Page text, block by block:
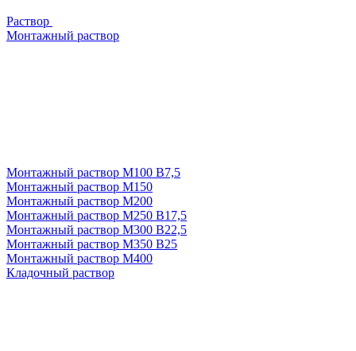
Раствор
Монтажный раствор
Монтажный раствор М100 В7,5
Монтажный раствор М150
Монтажный раствор М200
Монтажный раствор М250 В17,5
Монтажный раствор М300 В22,5
Монтажный раствор М350 В25
Монтажный раствор М400
Кладочный раствор